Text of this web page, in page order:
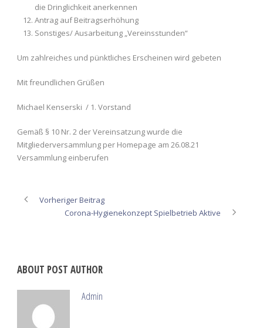
die Dringlichkeit anerkennen
Antrag auf Beitragserhöhung
Sonstiges/ Ausarbeitung „Vereinsstunden“
Um zahlreiches und pünktliches Erscheinen wird gebeten
Mit freundlichen Grüßen
Michael Kenserski / 1. Vorstand
Gemäß § 10 Nr. 2 der Vereinsatzung wurde die
Mitgliederversammlung per Homepage am 26.08.21
Versammlung einberufen
Vorheriger Beitrag
Corona-Hygienekonzept Spielbetrieb Aktive
ABOUT POST AUTHOR
Admin